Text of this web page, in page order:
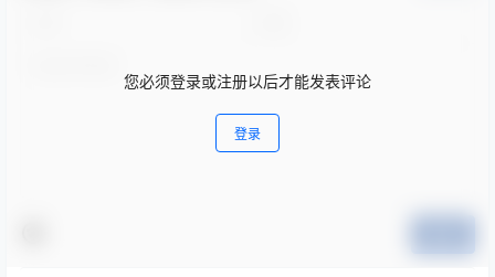
您必须登录或注册以后才能发表评论
登录